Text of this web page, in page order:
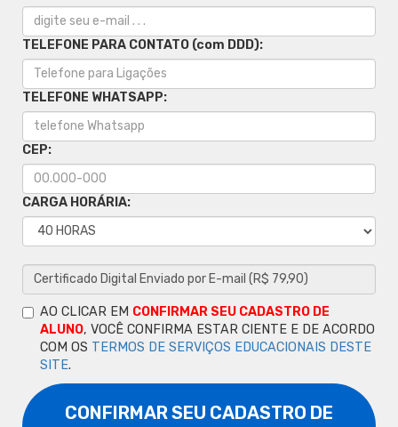
TELEFONE PARA CONTATO (com DDD):
TELEFONE WHATSAPP:
CEP:
CARGA HORÁRIA:
AO CLICAR EM CONFIRMAR SEU CADASTRO DE
ALUNO, VOCÊ CONFIRMA ESTAR CIENTE E DE ACORDO
COM OS TERMOS DE SERVIÇOS EDUCACIONAIS DESTE
SITE.
CONFIRMAR SEU CADASTRO DE